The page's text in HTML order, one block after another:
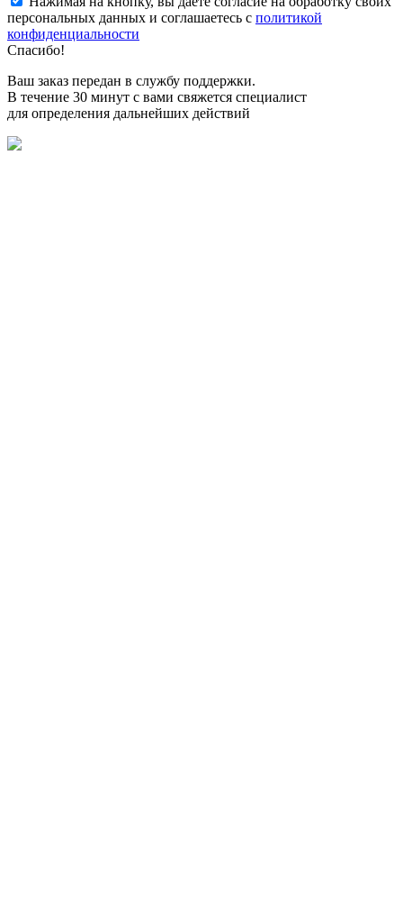
персональных данных и соглашаетесь с политикой
конфиденциальности
Спасибо!
Ваш заказ передан в службу поддержки.
В течение 30 минут с вами свяжется специалист
для определения дальнейших действий